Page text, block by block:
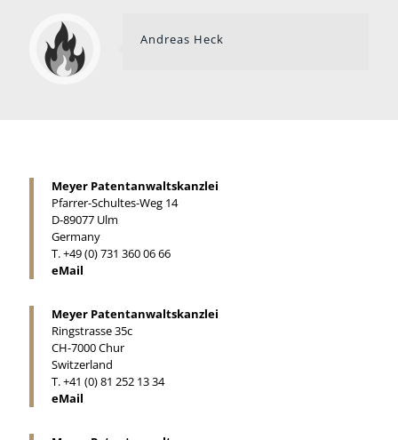
Andreas Heck
Meyer Patentanwaltskanzlei
Pfarrer-Schultes-Weg 14
D-89077 Ulm
Germany
T. +49 (0) 731 360 06 66
eMail
Meyer Patentanwaltskanzlei
Ringstrasse 35c
CH-7000 Chur
Switzerland
T. +41 (0) 81 252 13 34
eMail